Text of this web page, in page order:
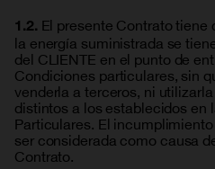
1.2. El presente Contrato
la energía suministrada se
del CLIENTE en el punto de
Condiciones particulares, sin
venderla a terceros, ni
distintos a los establecidos en
Particulares. El
ser considerada como causa
Contrato.